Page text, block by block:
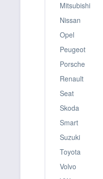
Mitsubishi
Nissan
Opel
Peugeot
Porsche
Renault
Seat
Skoda
Smart
Suzuki
Toyota
Volvo